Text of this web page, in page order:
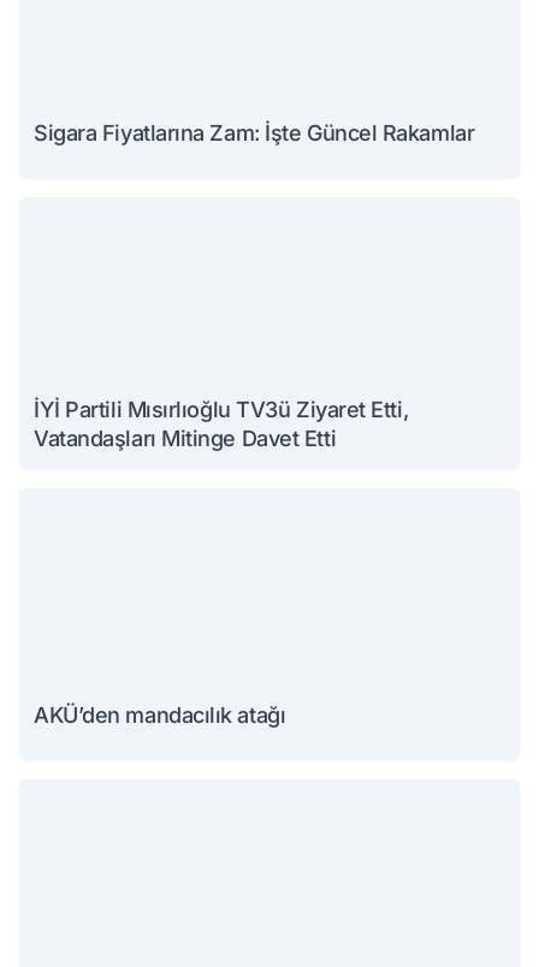
Sigara Fiyatlarına Zam: İşte Güncel Rakamlar
İYİ Partili Mısırlıoğlu TV3ü Ziyaret Etti,
Vatandaşları Mitinge Davet Etti
AKÜ’den mandacılık atağı